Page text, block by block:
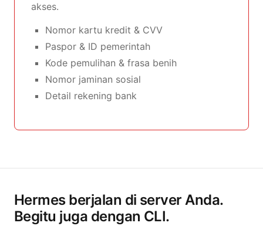
akses.
Nomor kartu kredit & CVV
Paspor & ID pemerintah
Kode pemulihan & frasa benih
Nomor jaminan sosial
Detail rekening bank
Hermes berjalan di server Anda.
Begitu juga dengan CLI.